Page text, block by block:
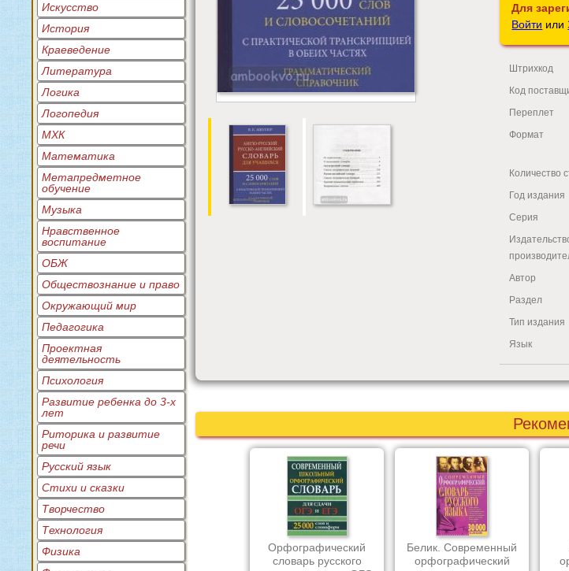
Искусство
История
Краеведение
Литература
Логика
Логопедия
МХК
Математика
Метапредметное
обучение
Музыка
Нравственное
воспитание
ОБЖ
Обществознание и право
Окружающий мир
Педагогика
Проектная
деятельность
Психология
Развитие ребенка до 3-х
лет
Риторика и развитие
речи
Русский язык
Стихи и сказки
Творчество
Технология
Физика
Для
Войти или
Штрихкод
Код
Переплет
Формат
Количество
Год издания
Серия
Автор
Раздел
Тип издания
Язык
Орфографический
словарь русского
Белик. Современный
орфографический